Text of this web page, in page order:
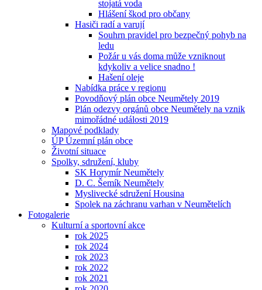
stojatá voda
Hlášení škod pro občany
Hasiči radí a varují
Souhrn pravidel pro bezpečný pohyb na
ledu
Požár u vás doma může vzniknout
kdykoliv a velice snadno !
Hašení oleje
Nabídka práce v regionu
Povodňový plán obce Neumětely 2019
Plán odezvy orgánů obce Neumětely na vznik
mimořádné události 2019
Mapové podklady
ÚP Územní plán obce
Životní situace
Spolky, sdružení, kluby
SK Horymír Neumětely
D. C. Šemík Neumětely
Myslivecké sdružení Housina
Spolek na záchranu varhan v Neumětelích
Fotogalerie
Kulturní a sportovní akce
rok 2025
rok 2024
rok 2023
rok 2022
rok 2021